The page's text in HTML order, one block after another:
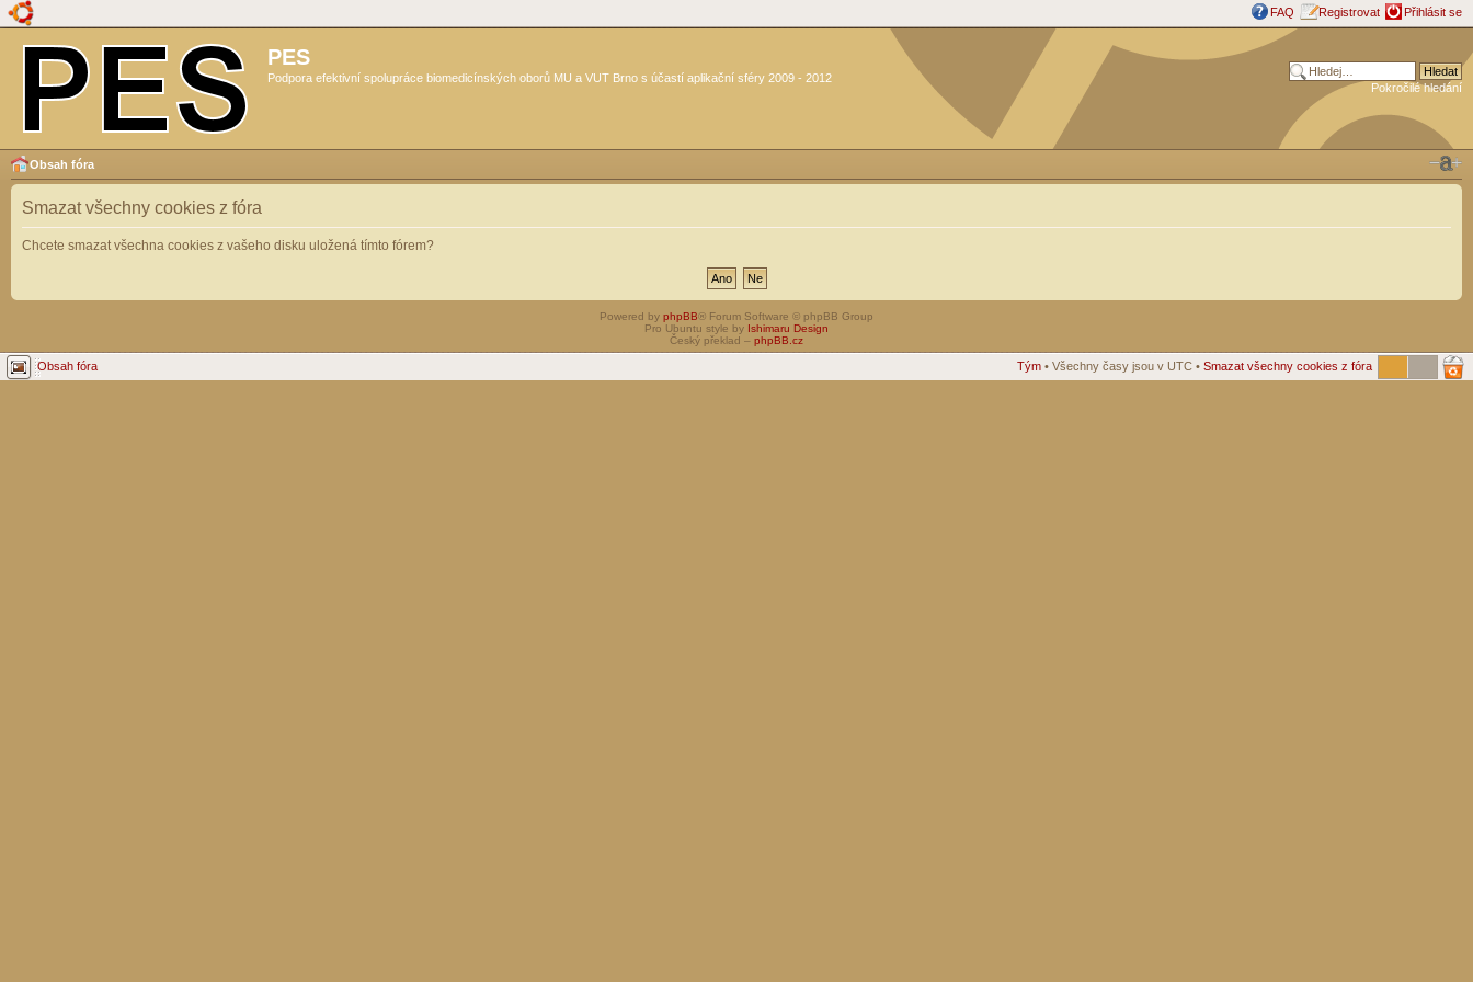
FAQ Registrovat Přihlásit se
PES
Podpora efektivní spolupráce biomedicínských oborů MU a VUT Brno s účastí aplikační sféry 2009 - 2012
Pokročilé hledání
Obsah fóra
Smazat všechny cookies z fóra
Chcete smazat všechna cookies z vašeho disku uložená tímto fórem?
Powered by phpBB® Forum Software © phpBB Group
Pro Ubuntu style by Ishimaru Design
Český překlad – phpBB.cz
Obsah fóra Tým • Všechny časy jsou v UTC • Smazat všechny cookies z fóra